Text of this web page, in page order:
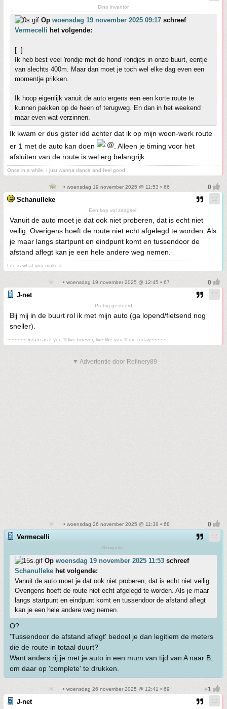
Dino inventor
Op woensdag 19 november 2025 09:17 schreef
Vermecelli het volgende:
[..]
Ik heb best veel 'rondje met de hond' rondjes in onze buurt, eentje
van slechts 400m. Maar dan moet je toch wel elke dag even een
momentje prikken.
Ik hoop eigenlijk vanuit de auto ergens een een korte route te
kunnen pakken op de heen of terugweg. En dan in het weekend
maar even wat verzinnen.
Ik kwam er dus gister idd achter dat ik op mijn woon-werk route
er 1 met de auto kan doen
. Alleen je timing voor het
afsluiten van de route is wel erg belangrijk.
Once in a while, I just wanna dance and feel good
• woensdag 19 november 2025 @ 11:53 • 66
Schanulleke
Een kop vol zaagsel!
Vanuit de auto moet je dat ook niet proberen, dat is echt niet
veilig. Overigens hoeft de route niet echt afgelegd te worden. Als
je maar langs startpunt en eindpunt komt en tussendoor de
afstand aflegt kan je een hele andere weg nemen.
Life is what you make it.
• woensdag 19 november 2025 @ 12:45 • 67
J-net
Prettig gestoord
Bij mij in de buurt rol ik met mijn auto (ga lopend/fietsend nog
sneller).
~~~~~~Dream as if you 'll live forever, live like you 'll die today~~~~~
▼ Advertentie door Refinery89
• woensdag 26 november 2025 @ 11:38 • 68
Vermecelli
Slowpoke
Op woensdag 19 november 2025 11:53 schreef
Schanulleke het volgende:
Vanuit de auto moet je dat ook niet proberen, dat is echt niet veilig.
Overigens hoeft de route niet echt afgelegd te worden. Als je maar
langs startpunt en eindpunt komt en tussendoor de afstand aflegt
kan je een hele andere weg nemen.
O?
'Tussendoor de afstand aflegt' bedoel je dan legitiem de meters
die de route in totaal duurt?
Want anders rij je met je auto in een mum van tijd van A naar B,
om daar op 'complete' te drukken.
• woensdag 26 november 2025 @ 12:41 • 69
J-net